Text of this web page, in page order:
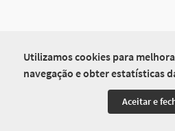
Utilizamos cookies para
navegação e obter estatísticas
Aceitar e